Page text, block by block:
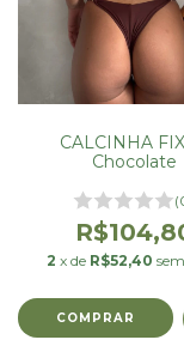
CALCINHA
Chocolate
2 x de R$52,40
COMPRAR